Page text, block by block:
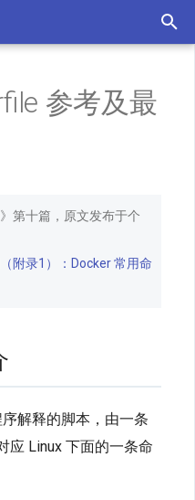
参考及最
》第十篇，原文发布于个
附录1）：Docker 常用命
解释的脚本，由一条
应 Linux 下面的一条命